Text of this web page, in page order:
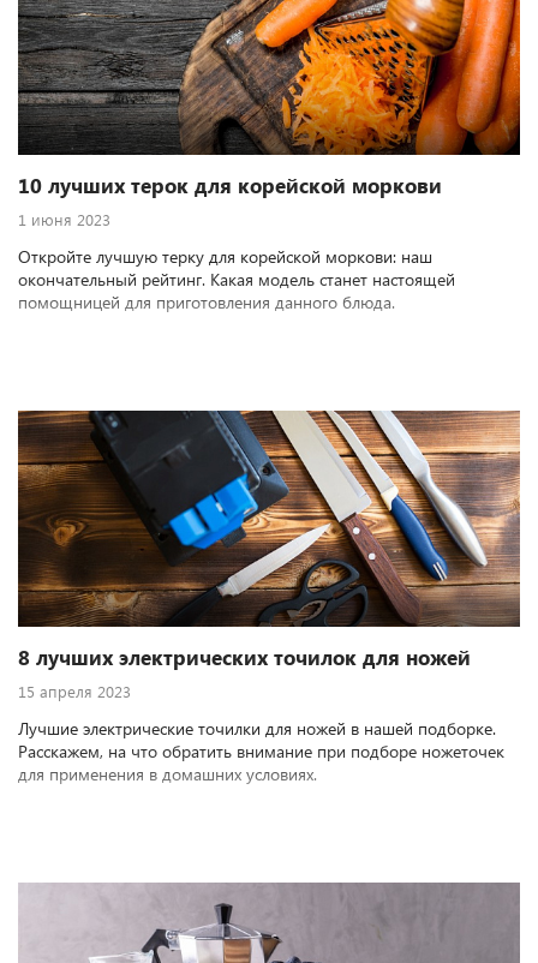
10 лучших терок для корейской моркови
1 июня 2023
Откройте лучшую терку для корейской моркови: наш
окончательный рейтинг. Какая модель станет настоящей
помощницей для приготовления данного блюда.
8 лучших электрических точилок для ножей
15 апреля 2023
Лучшие электрические точилки для ножей в нашей подборке.
Расскажем, на что обратить внимание при подборе ножеточек
для применения в домашних условиях.